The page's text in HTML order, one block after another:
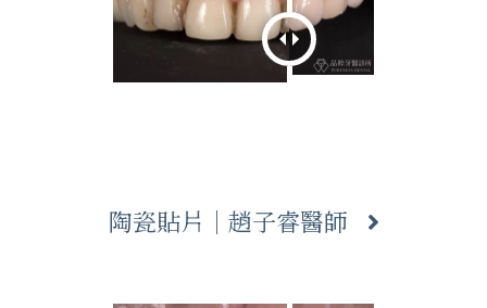
陶瓷貼片｜趙子睿醫師